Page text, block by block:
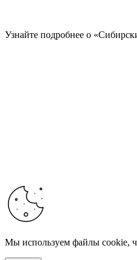
Узнайте подробнее о
Мы используем файлы cookie,